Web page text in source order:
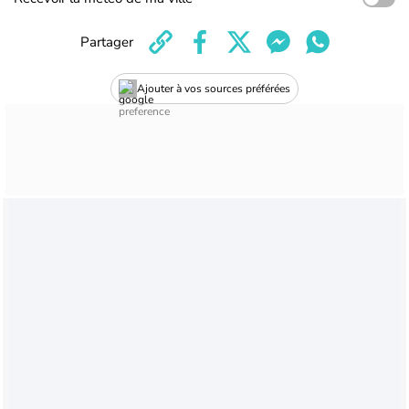
Ajouter à vos sources préférées
Partager